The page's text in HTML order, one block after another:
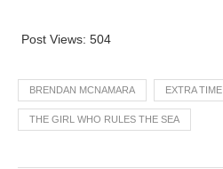
Post Views: 504
BRENDAN MCNAMARA EXTRA TIME
THE GIRL WHO RULES THE SEA